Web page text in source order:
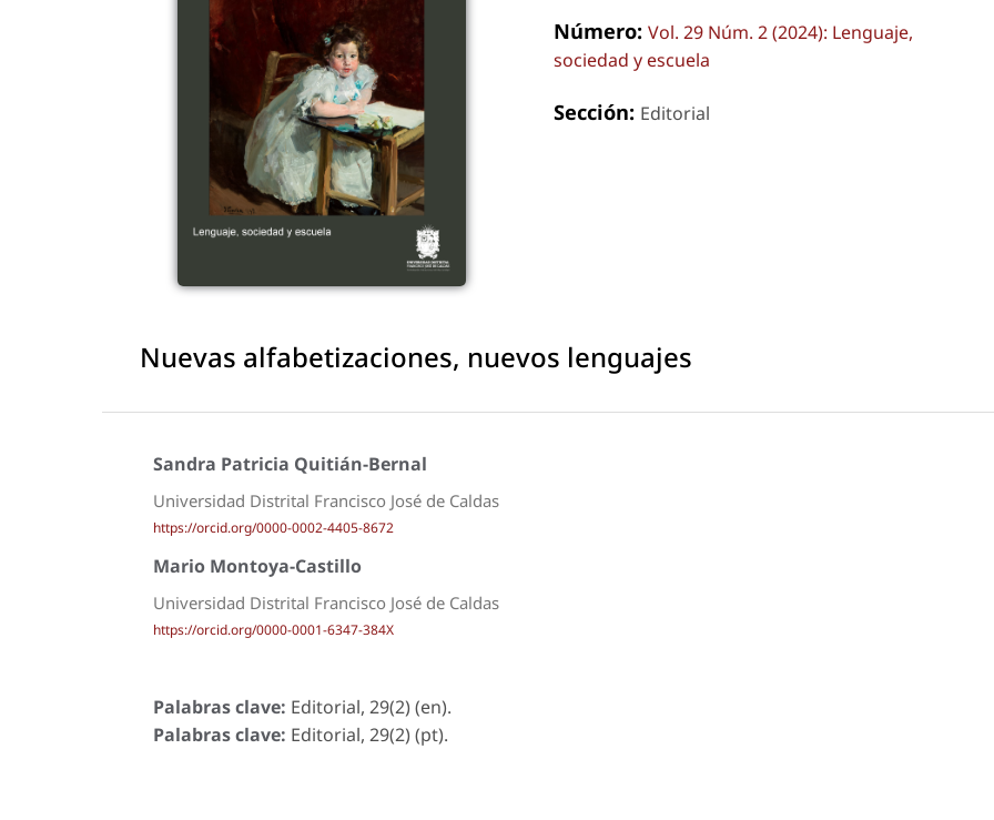
Número: Vol. 29 Núm. 2 (2024): Lenguaje,
sociedad y escuela
Sección: Editorial
Nuevas alfabetizaciones, nuevos lenguajes
Sandra Patricia Quitián-Bernal
Universidad Distrital Francisco José de Caldas
https://orcid.org/0000-0002-4405-8672
Mario Montoya-Castillo
Universidad Distrital Francisco José de Caldas
https://orcid.org/0000-0001-6347-384X
Palabras clave: Editorial, 29(2) (en).
Palabras clave: Editorial, 29(2) (pt).